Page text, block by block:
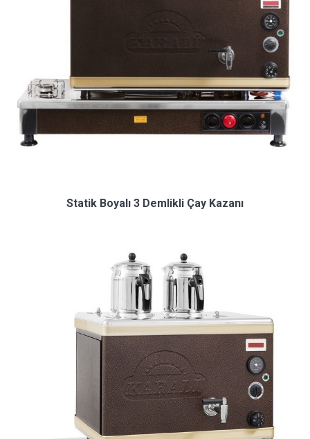
Statik Boyalı 3 Demlikli Çay Kazanı